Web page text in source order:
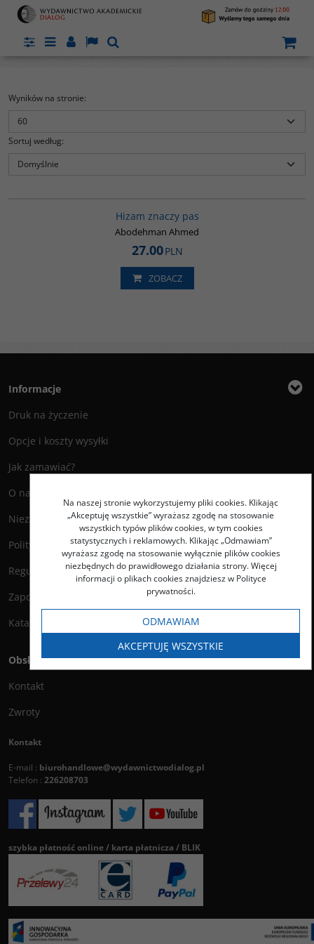
PanelMenuPanelLangSzukaj
Wyników na stronie:
Sortuj według:
Hizam znaczy pas
Abodehman Ahmed
27.00PLN
ZOBACZ
Informacje
Druk na życzenie
Opcje i koszty wysyłki
Jak zamawiać?
O nas
Niezbędnik Autora
Polityka prywatności
Regulamin księgarni
Zapowiedzi
Katalog
Obsługa klienta
Kontakt
Zwroty
Kontakt
E-mail : biurohandlowe@wydawnictwodialog.pl
Telefon : 226208703
szybka płatność online / karta płatnicza / BLIK
Na naszej stronie wykorzystujemy pliki cookies. Klikając
„Akceptuję wszystkie” wyrażasz zgodę na stosowanie
wszystkich typów plików cookies, w tym cookies
statystycznych i reklamowych. Klikając „Odmawiam”
wyrażasz zgodę na stosowanie wyłącznie plików cookies
niezbędnych do prawidłowego działania strony. Więcej
informacji o plikach cookies znajdziesz w Polityce
prywatności.
ODMAWIAM
AKCEPTUJĘ WSZYSTKIE